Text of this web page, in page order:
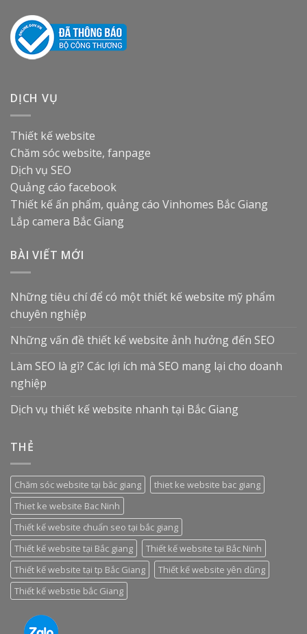
DỊCH VỤ
Thiết kế website
Chăm sóc website, fanpage
Dịch vụ SEO
Quảng cáo facebook
Thiết kế ấn phẩm, quảng cáo Vinhomes Bắc Giang
Lắp camera Bắc Giang
BÀI VIẾT MỚI
Những tiêu chí để có một thiết kế website mỹ phẩm
chuyên nghiệp
Những vấn đề thiết kế website ảnh hưởng đến SEO
Làm SEO là gì? Các lợi ích mà SEO mang lại cho doanh
nghiệp
Dịch vụ thiết kế website nhanh tại Bắc Giang
THẺ
Chăm sóc website tại băc giang
thiet ke website bac giang
Thiet ke website Bac Ninh
Thiết kế website chuẩn seo tại bắc giang
Thiết kế website tại Bắc giang
Thiết kế website tại Bắc Ninh
Thiết kế website tại tp Bắc Giang
Thiết kế website yên dũng
Thiết kế webstie bắc Giang